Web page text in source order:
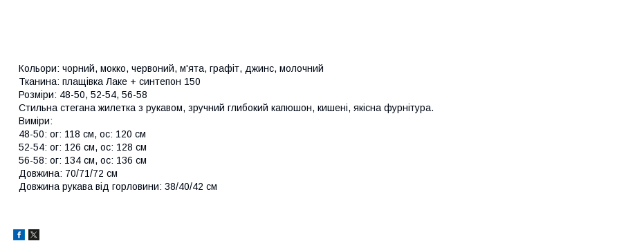
Кольори: чорний, мокко, червоний, м'ята, графіт, джинс, молочний
Тканина: плащівка Лаке + синтепон 150
Розміри: 48-50, 52-54, 56-58
Стильна стегана жилетка з рукавом, зручний глибокий капюшон, кишені, якісна фурнітура.
Виміри:
48-50: ог: 118 см, ос: 120 см
52-54: ог: 126 см, ос: 128 см
56-58: ог: 134 см, ос: 136 см
Довжина: 70/71/72 см
Довжина рукава від горловини: 38/40/42 см